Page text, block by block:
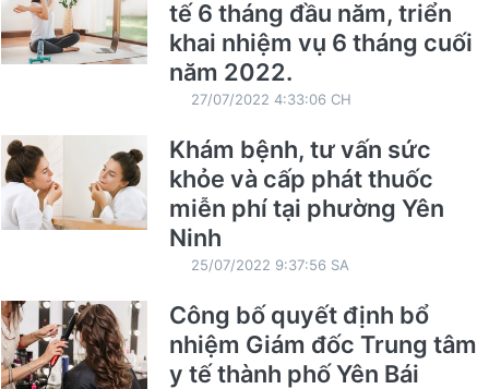
tế 6 tháng đầu năm, triển
khai nhiệm vụ 6 tháng cuối
năm 2022.
27/07/2022 4:33:06 CH
Khám bệnh, tư vấn sức
khỏe và cấp phát thuốc
miễn phí tại phường Yên
Ninh
25/07/2022 9:37:56 SA
Công bố quyết định bổ
nhiệm Giám đốc Trung tâm
y tế thành phố Yên Bái